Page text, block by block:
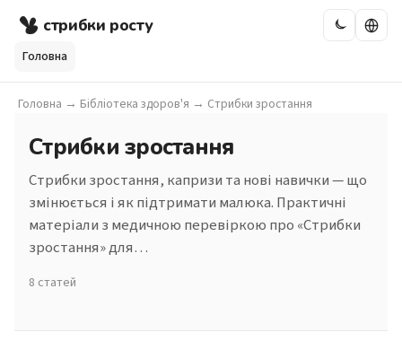
стрибки росту
Головна
Головна → Бібліотека здоров'я → Стрибки зростання
Стрибки зростання
Стрибки зростання, капризи та нові навички — що
змінюється і як підтримати малюка. Практичні
матеріали з медичною перевіркою про «Стрибки
зростання» для…
8 статей